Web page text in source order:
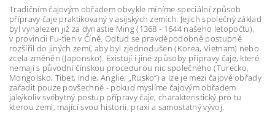
Tradičním čajovým obřadem obvykle míníme speciální způsob
přípravy čaje praktikovaný v asijských zemích. Jejich společný základ
byl vynalezen již za dynastie Ming (1368 - 1644 našeho letopočtu),
v provincii Fu-ťien v Číně. Odtud se pravděpodobně postupně
rozšířil do jiných zemí, aby byl zjednodušen (Korea, Vietnam) nebo
zcela změněn (Japonsko). Existují i jiné způsoby přípravy čaje, které
nemají s původní čínskou procedurou nic společného (Turecko,
Mongolsko, Tibet, Indie, Anglie, „Rusko“) a lze je mezi čajové obřady
zařadit pouze povšechně - pokud myslíme čajovým obřadem
jakýkoliv svébytný postup přípravy čaje, charakteristický pro tu
kterou zemi, mající svou historii, praxi a samostatný vývoj.